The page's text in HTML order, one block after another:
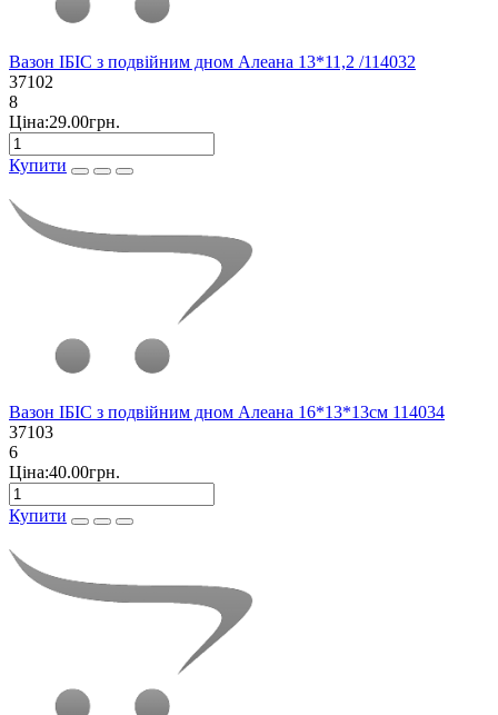
Вазон ІБІС з подвійним дном Алеана 13*11,2 /114032
37102
8
Ціна:29.00грн.
Купити
Вазон ІБІС з подвійним дном Алеана 16*13*13см 114034
37103
6
Ціна:40.00грн.
Купити